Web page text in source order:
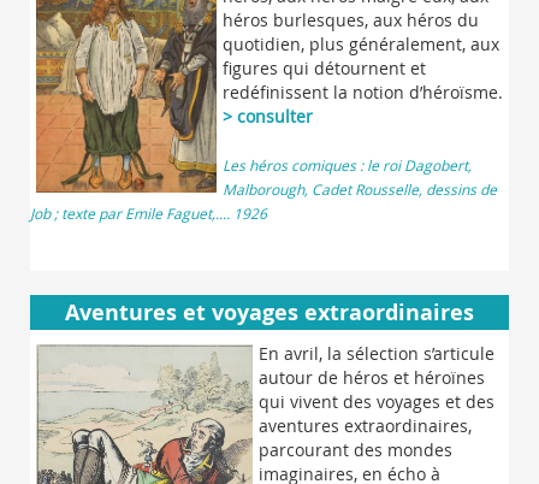
héros burlesques, aux héros du
quotidien, plus généralement, aux
figures qui détournent et
redéfinissent la notion d’héroïsme.
> consulter
Les héros comiques : le roi Dagobert,
Malborough, Cadet Rousselle, dessins de
Job ; texte par Emile Faguet,.... 1926
Aventures et voyages extraordinaires
En avril, la sélection s’articule
autour de héros et héroïnes
qui vivent des voyages et des
aventures extraordinaires,
parcourant des mondes
imaginaires, en écho à